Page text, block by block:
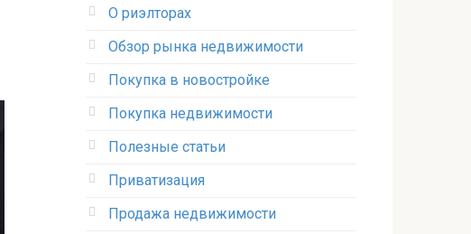
О риэлторах
Обзор рынка недвижимости
Покупка в новостройке
Покупка недвижимости
Полезные статьи
Приватизация
Продажа недвижимости